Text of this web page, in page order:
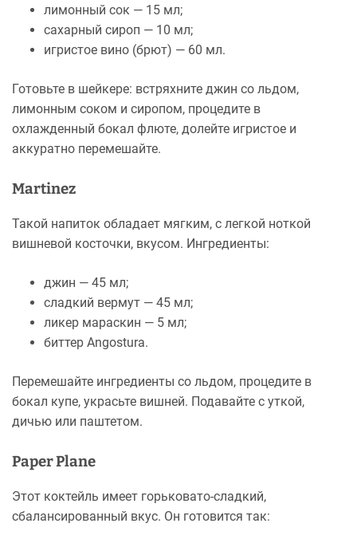
лимонный сок — 15 мл;
сахарный сироп — 10 мл;
игристое вино (брют) — 60 мл.
Готовьте в шейкере: встряхните джин со льдом,
лимонным соком и сиропом, процедите в
охлажденный бокал флюте, долейте игристое и
аккуратно перемешайте.
Martinez
Такой напиток обладает мягким, с легкой ноткой
вишневой косточки, вкусом. Ингредиенты:
джин — 45 мл;
сладкий вермут — 45 мл;
ликер мараскин — 5 мл;
биттер Angostura.
Перемешайте ингредиенты со льдом, процедите в
бокал купе, украсьте вишней. Подавайте с уткой,
дичью или паштетом.
Paper Plane
Этот коктейль имеет горьковато-сладкий,
сбалансированный вкус. Он готовится так: